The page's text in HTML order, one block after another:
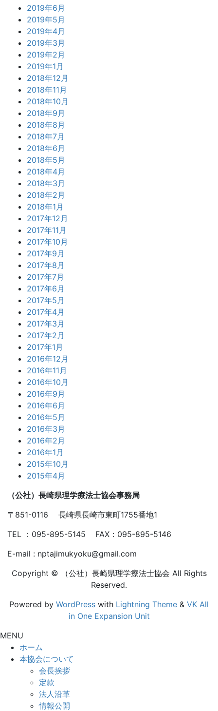
2019年6月
2019年5月
2019年4月
2019年3月
2019年2月
2019年1月
2018年12月
2018年11月
2018年10月
2018年9月
2018年8月
2018年7月
2018年6月
2018年5月
2018年4月
2018年3月
2018年2月
2018年1月
2017年12月
2017年11月
2017年10月
2017年9月
2017年8月
2017年7月
2017年6月
2017年5月
2017年4月
2017年3月
2017年2月
2017年1月
2016年12月
2016年11月
2016年10月
2016年9月
2016年6月
2016年5月
2016年3月
2016年2月
2016年1月
2015年10月
2015年4月
（公社）長崎県理学療法士協会事務局
〒851-0116 長崎県長崎市東町1755番地1
TEL ：095-895-5145 FAX：095-895-5146
E-mail : nptajimukyoku@gmail.com
Copyright © （公社）長崎県理学療法士協会 All Rights
Reserved.
Powered by WordPress with Lightning Theme & VK All
in One Expansion Unit
MENU
ホーム
本協会について
会長挨拶
定款
法人沿革
情報公開